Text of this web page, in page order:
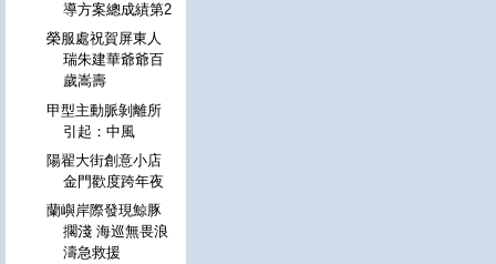
導方案總成績第2
榮服處祝賀屏東人
瑞朱建華爺爺百
歲嵩壽
甲型主動脈剝離所
引起：中風
陽翟大街創意小店
金門歡度跨年夜
蘭嶼岸際發現鯨豚
擱淺 海巡無畏浪
濤急救援